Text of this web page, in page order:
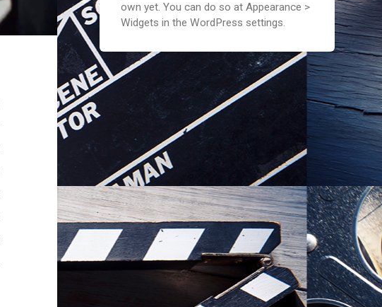
own yet. You can do so at Appearance >
Widgets in the WordPress settings.